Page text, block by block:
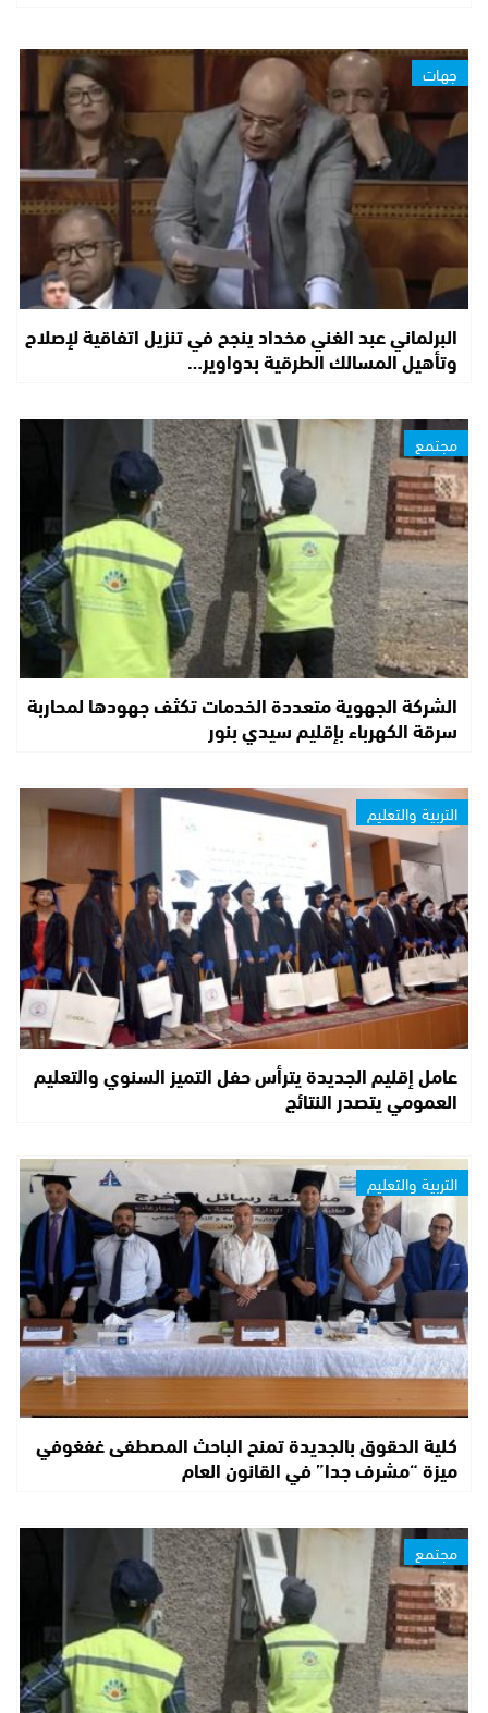
جهات
البرلماني عبد الغني مخداد ينجح في تنزيل اتفاقية لإصلاح
وتأهيل المسالك الطرقية بدواوير…
مجتمع
الشركة الجهوية متعددة الخدمات تكثف جهودها لمحاربة
سرقة الكهرباء بإقليم سيدي بنور
التربية والتعليم
عامل إقليم الجديدة يترأس حفل التميز السنوي والتعليم
العمومي يتصدر النتائج
التربية والتعليم
كلية الحقوق بالجديدة تمنح الباحث المصطفى غفغوفي
ميزة “مشرف جدا” في القانون العام
مجتمع